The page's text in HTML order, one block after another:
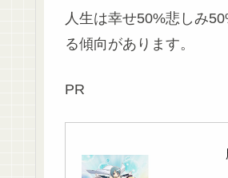
人生は幸せ50%悲しみ
る傾向があります。
PR